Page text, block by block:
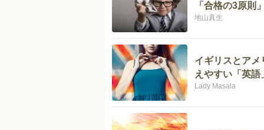
「合格の3原則
地山真生
イギリスとアメ
えやすい「英
Lady Masala